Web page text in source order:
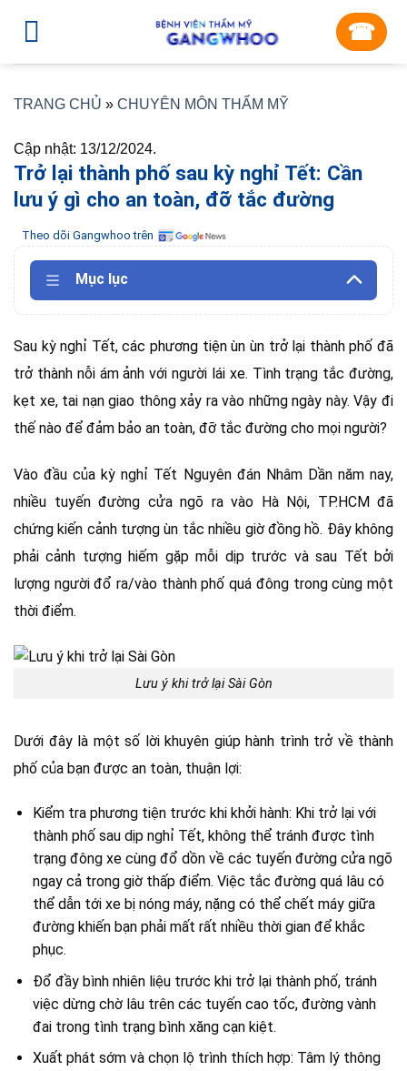
☎︎
TRANG CHỦ » CHUYÊN MÔN THẨM MỸ
Cập nhật: 13/12/2024.
Trở lại thành phố sau kỳ nghỉ Tết: Cần
lưu ý gì cho an toàn, đỡ tắc đường
Theo dõi Gangwhoo trên
Mục lục
Sau kỳ nghỉ Tết, các phương tiện ùn ùn trở lại thành phố đã
trở thành nỗi ám ảnh với người lái xe. Tình trạng tắc đường,
kẹt xe, tai nạn giao thông xảy ra vào những ngày này. Vậy đi
thế nào để đảm bảo an toàn, đỡ tắc đường cho mọi người?
Vào đầu của kỳ nghỉ Tết Nguyên đán Nhâm Dần năm nay,
nhiều tuyến đường cửa ngõ ra vào Hà Nội, TP.HCM đã
chứng kiến cảnh tượng ùn tắc nhiều giờ đồng hồ. Đây không
phải cảnh tượng hiếm gặp mỗi dịp trước và sau Tết bởi
lượng người đổ ra/vào thành phố quá đông trong cùng một
thời điểm.
Lưu ý khi trở lại Sài Gòn
Dưới đây là một số lời khuyên giúp hành trình trở về thành
phố của bạn được an toàn, thuận lợi:
Kiểm tra phương tiện trước khi khởi hành: Khi trở lại với
thành phố sau dịp nghỉ Tết, không thể tránh được tình
trạng đông xe cùng đổ dồn về các tuyến đường cửa ngõ
ngay cả trong giờ thấp điểm. Việc tắc đường quá lâu có
thể dẫn tới xe bị nóng máy, nặng có thể chết máy giữa
đường khiến bạn phải mất rất nhiều thời gian để khắc
phục.
Đổ đầy bình nhiên liệu trước khi trở lại thành phố, tránh
việc dừng chờ lâu trên các tuyến cao tốc, đường vành
đai trong tình trạng bình xăng cạn kiệt.
Xuất phát sớm và chọn lộ trình thích hợp: Tâm lý thông